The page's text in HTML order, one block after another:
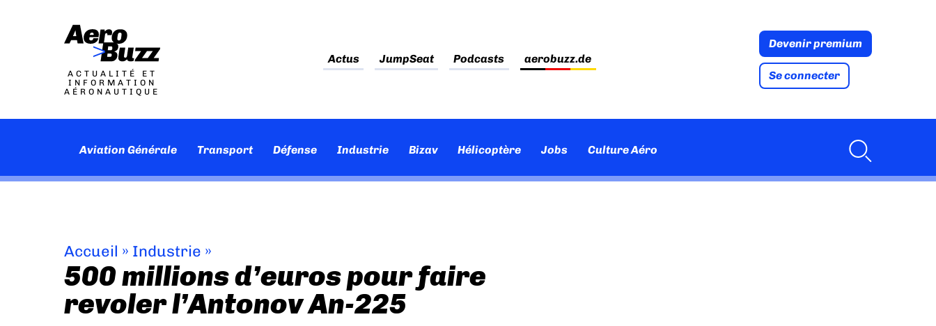
ACTUALITÉ ET
INFORMATION
AÉRONAUTIQUE
Actus JumpSeat Podcasts aerobuzz.de
Devenir premium
Se connecter
Aviation Générale Transport Défense Industrie Bizav Hélicoptère Jobs Culture Aéro
Accueil » Industrie »
500 millions d’euros pour faire
revoler l’Antonov An-225